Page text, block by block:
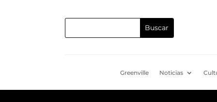
Greenville Noticias